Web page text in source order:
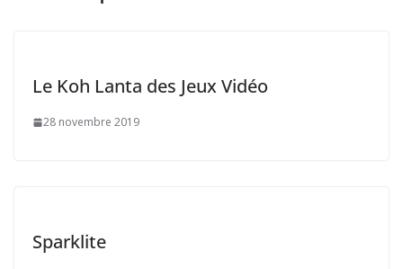
Le Koh Lanta des Jeux Vidéo
28 novembre 2019
Sparklite